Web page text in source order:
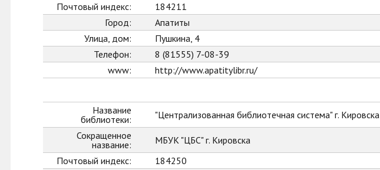
Почтовый индекс:
184211
Город:
Апатиты
Улица, дом:
Пушкина, 4
Телефон:
8 (81555) 7-08-39
www:
http://www.apatitylibr.ru/
Название
библиотеки:
"Централизованная библиотечная система" г. Кировска
Сокращенное
название:
МБУК "ЦБС" г. Кировска
Почтовый индекс:
184250